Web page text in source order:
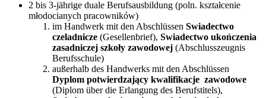
2 bis 3-jährige duale Berufsausbildung (poln. kształcenie
młodocianych pracowników)
im Handwerk mit den Abschlüssen Swiadectwo
czeladnicze (Gesellenbrief), Swiadectwo ukończenia
zasadniczej szkoły zawodowej (Abschlusszeugnis
Berufsschule)
außerhalb des Handwerks mit den Abschlüssen
Dyplom potwierdzający kwalifikacje zawodowe
(Diplom über die Erlangung des Berufstitels),